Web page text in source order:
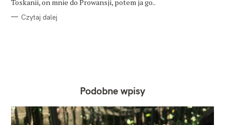
Toskanii, on mnie do Prowansji, potem ja go..
Czytaj dalej
Podobne wpisy